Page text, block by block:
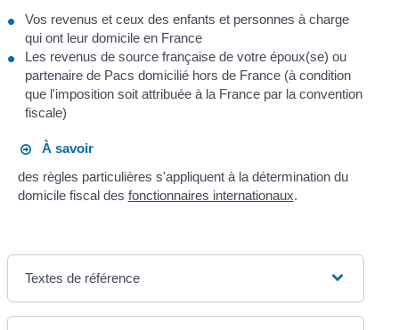
Vos revenus et ceux des enfants et personnes à charge
qui ont leur domicile en France
Les revenus de source française de votre époux(se) ou
partenaire de Pacs domicilié hors de France (à condition
que l'imposition soit attribuée à la France par la convention
fiscale)
À savoir
des règles particulières s'appliquent à la détermination du
domicile fiscal des fonctionnaires internationaux.
Textes de référence